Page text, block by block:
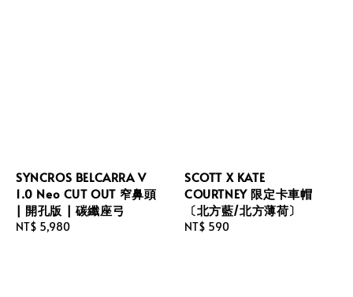
SYNCROS BELCARRA V
1.0 Neo CUT OUT 窄鼻頭
| 開孔版 | 碳纖座弓
Regular
NT$ 5,980
SCOTT X KATE
COURTNEY 限定卡車帽
〔北方藍/北方薄荷〕
Regular
NT$ 590